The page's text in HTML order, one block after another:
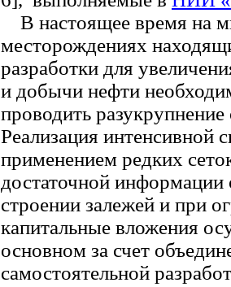
В настоящее время на
месторождениях
разработки для
и добычи нефти
проводить
Реализация интенсивной
применением редких
достаточной информации
строении залежей и при
капитальные вложения
основном за счет
самостоятельной